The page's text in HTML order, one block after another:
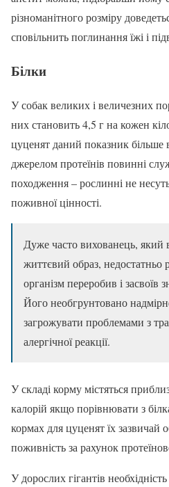
різноманітного розміру
сповільнить поглинання їжі і
Білки
У собак великих і величезних
них становить 4,5 г на кожен
цуценят даний показник більше
джерелом протеїнів повинні
походження – рослинні не
поживної цінності.
Дуже часто вихованець, який
життєвий образ, недостатньо
організм переробив і засвоїв
Його необгрунтовано
загрожувати проблемами з
алергічної реакції.
У складі корму містяться
калорій якщо порівнювати з
кормах для цуценят їх
поживність за рахунок
У дорослих гігантів